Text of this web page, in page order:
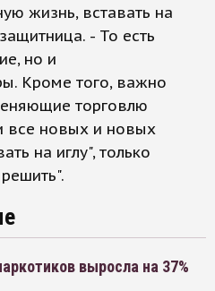
жизнь, вставать на
- То есть
но и
Кроме того, важно
торговлю
все новых и новых
на иглу", только
выросла на 37%